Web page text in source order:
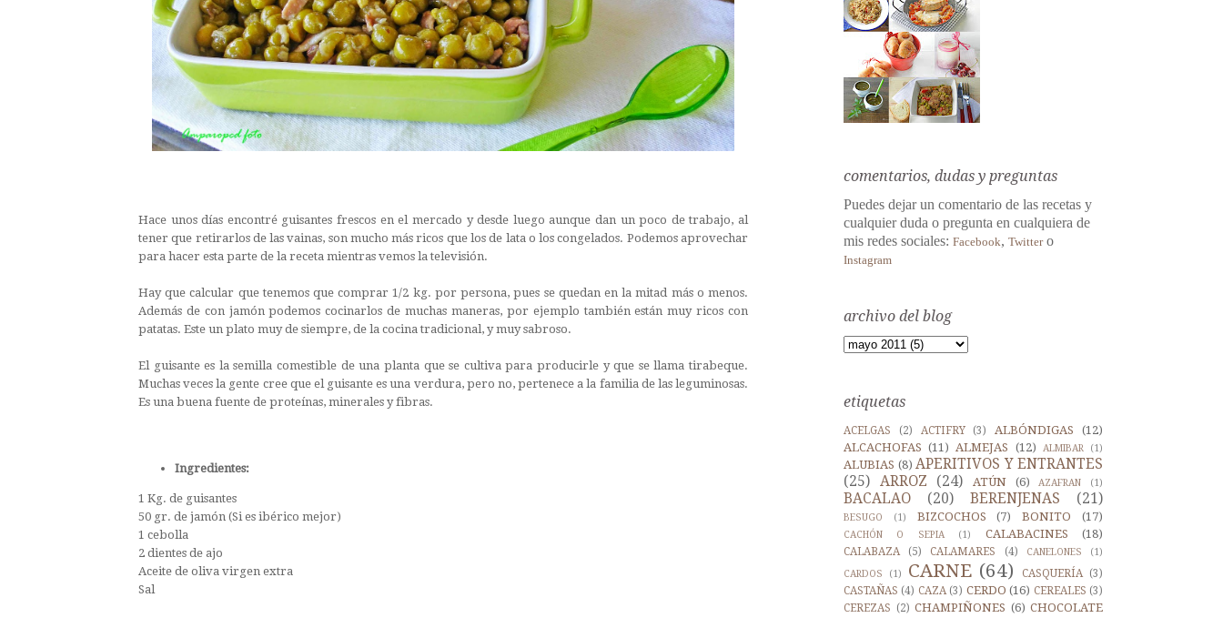
Hace unos días encontré guisantes frescos en el mercado y desde luego aunque dan un poco de trabajo, al
tener que retirarlos de las vainas, son mucho más ricos que los de lata o los congelados. Podemos aprovechar
para hacer esta parte de la receta mientras vemos la televisión.
Hay que calcular que tenemos que comprar 1/2 kg. por persona, pues se quedan en la mitad más o menos.
Además de con jamón podemos cocinarlos de muchas maneras, por ejemplo también están muy ricos con
patatas. Este un plato muy de siempre, de la cocina tradicional, y muy sabroso.
El guisante es la semilla comestible de una planta que se cultiva para producirle y que se llama tirabeque.
Muchas veces la gente cree que el guisante es una verdura, pero no, pertenece a la familia de las leguminosas.
Es una buena fuente de proteínas, minerales y fibras.
Ingredientes:
1 Kg. de guisantes
50 gr. de jamón (Si es ibérico mejor)
1 cebolla
2 dientes de ajo
Aceite de oliva virgen extra
Sal
comentarios, dudas y preguntas
Puedes dejar un comentario de las recetas y
cualquier duda o pregunta en cualquiera de
mis redes sociales: Facebook, Twittero
Instagram
archivo del blog
etiquetas
ACELGAS (2) ACTIFRY (3) ALBÓNDIGAS
(12)
ALCACHOFAS (11) ALMEJAS (12) ALMIBAR (1)
ALUBIAS (8) APERITIVOS Y ENTRANTES
(25)
ARROZ (24) ATÚN (6) AZAFRAN (1)
BACALAO (20) BERENJENAS (21)
BESUGO (1) BIZCOCHOS (7) BONITO (17)
CACHÓN O SEPIA (1) CALABACINES (18)
CALABAZA (5) CALAMARES (4) CANELONES
(1)
CARDOS
(1) CARNE (64) CASQUERÍA (3)
CASTAÑAS (4) CAZA (3) CERDO (16) CEREALES (3)
CEREZAS (2) CHAMPIÑONES (6) CHOCOLATE